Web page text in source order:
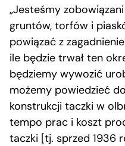
„Jesteśmy
gruntów, torfów i
powiązać z
ile będzie trwał ten
będziemy wywozić
możemy powiedzieć
konstrukcji taczki w
tempo prac i koszt
taczki [tj. sprzed 1936